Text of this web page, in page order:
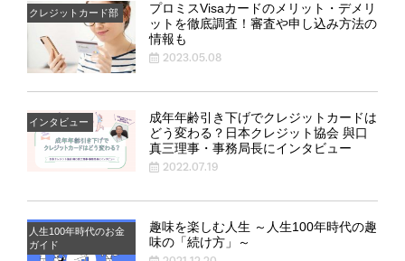
クレジットカード部
プロミスVisaカードのメリット・デメリ
ットを徹底調査！審査や申し込み方法の
情報も
2023.05.08
インタビュー
成年年齢引き下げでクレジットカードは
どう変わる？日本クレジット協会 與口
真三理事・事務局長にインタビュー
2022.07.19
人生100年時代のお金
ガイド
趣味を楽しむ人生 ～人生100年時代の趣
味の「続け方」～